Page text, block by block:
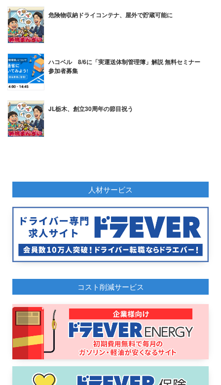
危険物収納ドライコンテナ、屋外で貯蔵可能に
ハコベル 8/6に「実運送体制管理簿」解説 無料セミナー
参加者募集
JL栃木、創立30周年の節目祝う
人材サービス
コスト削減サービス